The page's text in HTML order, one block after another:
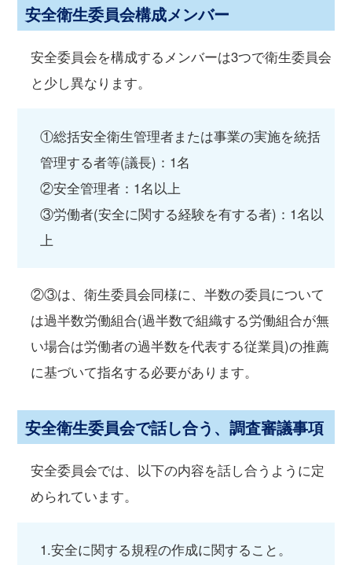
安全衛生委員会構成メンバー
安全委員会を構成するメンバーは3つで衛生委員会
と少し異なります。
①総括安全衛生管理者または事業の実施を統括
管理する者等(議長)：1名
②安全管理者：1名以上
③労働者(安全に関する経験を有する者)：1名以
上
②③は、衛生委員会同様に、半数の委員について
は過半数労働組合(過半数で組織する労働組合が無
い場合は労働者の過半数を代表する従業員)の推薦
に基づいて指名する必要があります。
安全衛生委員会で話し合う、調査審議事項
安全委員会では、以下の内容を話し合うように定
められています。
1.安全に関する規程の作成に関すること。